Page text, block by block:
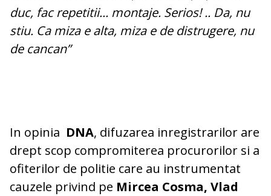
duc, fac repetitii... montaje. Serios! .. Da, nu
stiu. Ca miza e alta, miza e de distrugere, nu
de cancan”
In opinia DNA, difuzarea inregistrarilor are
drept scop compromiterea procurorilor si a
ofiterilor de politie care au instrumentat
cauzele privind pe Mircea Cosma, Vlad